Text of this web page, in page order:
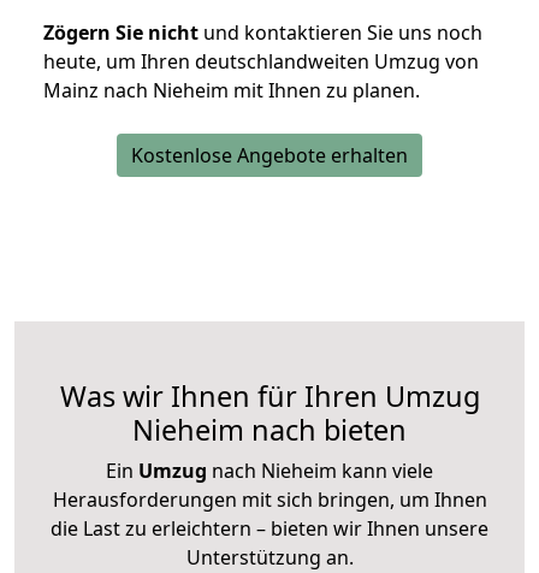
Zögern Sie nicht und kontaktieren Sie uns noch
heute, um Ihren deutschlandweiten Umzug von
Mainz nach Nieheim mit Ihnen zu planen.
Kostenlose Angebote erhalten
Was wir Ihnen für Ihren Umzug
Nieheim nach bieten
Ein Umzug nach Nieheim kann viele
Herausforderungen mit sich bringen, um Ihnen
die Last zu erleichtern – bieten wir Ihnen unsere
Unterstützung an.